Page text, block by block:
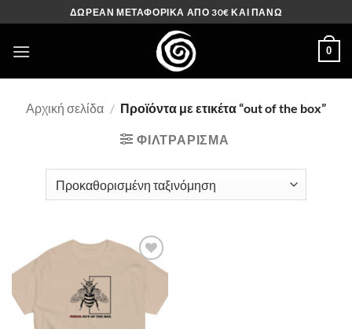
στο
περιεχόμενο
ΔΩΡΕΑΝ ΜΕΤΑΦΟΡΙΚΑ ΑΠΟ 30€ ΚΑΙ ΠΑΝΩ
0
Αρχική σελίδα / Προϊόντα με ετικέτα “out of the box”
ΦΙΛΤΡΆΡΙΣΜΑ
Πρόσθήκη